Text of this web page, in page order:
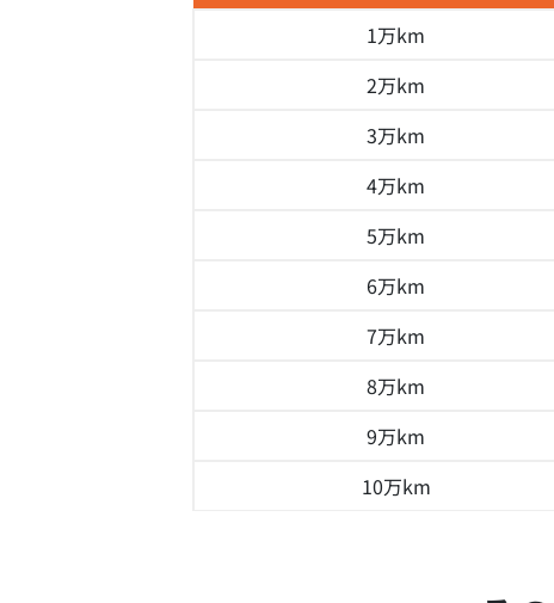
1万km
2万km
3万km
4万km
5万km
6万km
7万km
8万km
9万km
10万km